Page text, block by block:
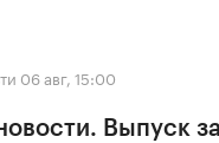
06 авг, 15:00
новости. Выпуск